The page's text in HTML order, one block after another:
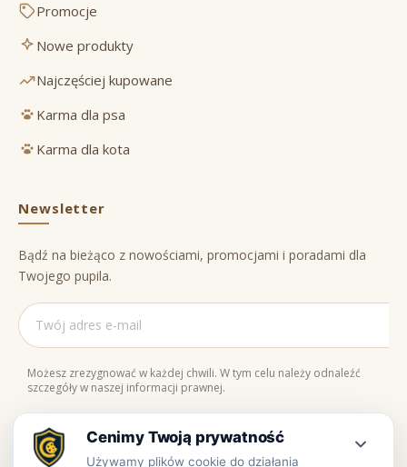
Promocje
Nowe produkty
Najczęściej kupowane
Karma dla psa
Karma dla kota
Newsletter
Bądź na bieżąco z nowościami, promocjami i poradami dla
Twojego pupila.
Możesz zrezygnować w każdej chwili. W tym celu należy odnaleźć
szczegóły w naszej informacji prawnej.
Naturalne składniki
100% jakości Zaufaj nam